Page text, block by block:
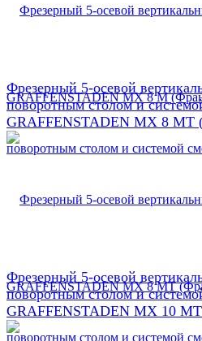
Фрезерный 5-осевой
поворотным столом и
GRAFFENSTADEN МX 8 МТ
Фрезерный 5-осевой
поворотным столом и
GRAFFENSTADEN МX 10